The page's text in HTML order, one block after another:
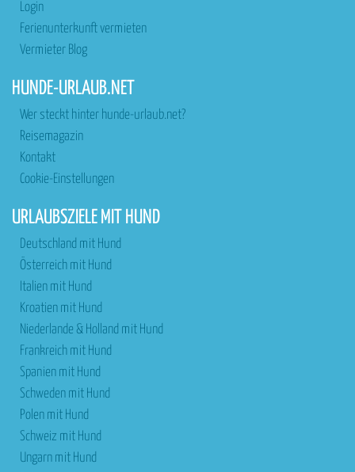
Login
Ferienunterkunft vermieten
Vermieter Blog
HUNDE-URLAUB.NET
Wer steckt hinter hunde-urlaub.net?
Reisemagazin
Kontakt
Cookie-Einstellungen
URLAUBSZIELE MIT HUND
Deutschland mit Hund
Österreich mit Hund
Italien mit Hund
Kroatien mit Hund
Niederlande & Holland mit Hund
Frankreich mit Hund
Spanien mit Hund
Schweden mit Hund
Polen mit Hund
Schweiz mit Hund
Ungarn mit Hund